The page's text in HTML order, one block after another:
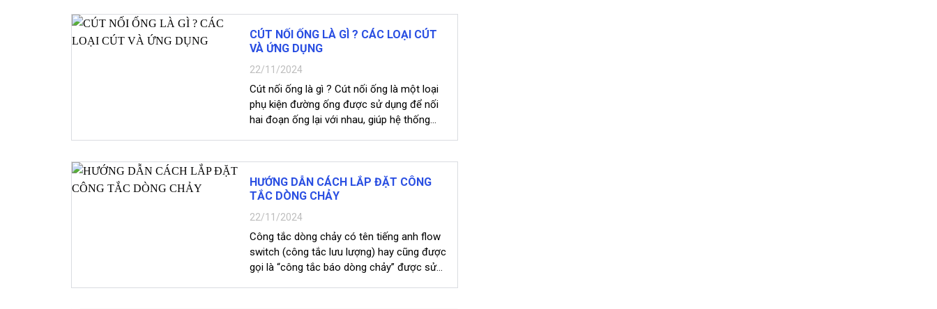
CÚT NỐI ỐNG LÀ GÌ ? CÁC LOẠI CÚT
VÀ ỨNG DỤNG
22/11/2024
Cút nối ống là gì ? Cút nối ống là một loại
phụ kiện đường ống được sử dụng để nối
hai đoạn ống lại với nhau, giúp hệ thống
nối ống phù hợp với từng mục...
HƯỚNG DẪN CÁCH LẮP ĐẶT CÔNG
TẮC DÒNG CHẢY
22/11/2024
Công tắc dòng chảy có tên tiếng anh flow
switch (công tắc lưu lượng) hay cũng được
gọi là “công tắc báo dòng chảy” được sử